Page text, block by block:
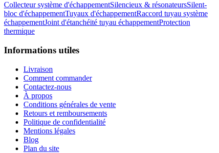
Collecteur système d'échappementSilencieux & résonateursSilent-
bloc d'échappementTuyaux d'échappementRaccord tuyau système
échappementJoint d'étanchéité tuyau échappementProtection
thermique
Informations utiles
Livraison
Comment commander
Contactez-nous
À propos
Conditions générales de vente
Retours et remboursements
Politique de confidentialité
Mentions légales
Blog
Plan du site